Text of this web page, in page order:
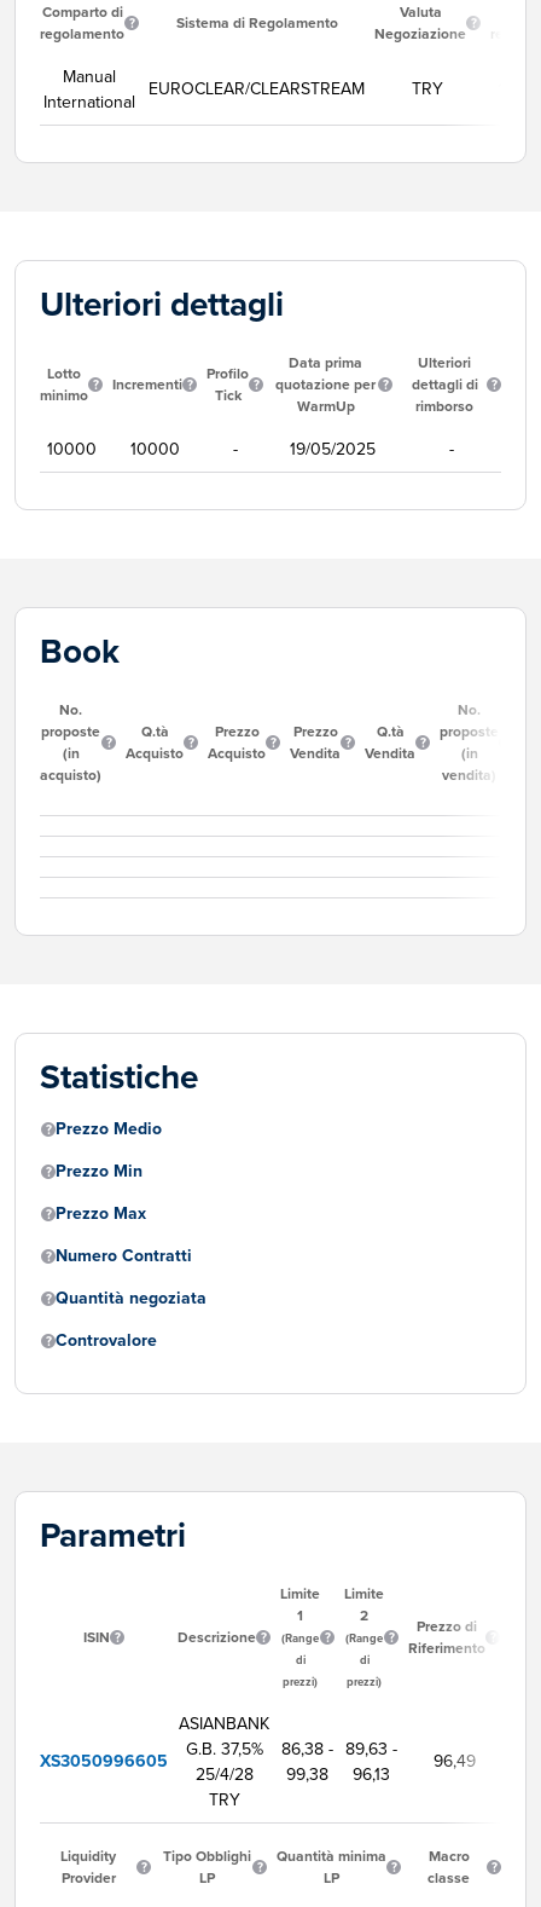
Comparto di
regolamento
Sistema di Regolamento
Valuta
Negoziazione
Manual
International
EUROCLEAR/CLEARSTREAM TRY
Ulteriori dettagli
Lotto
minimo
Incrementi
Profilo
Tick
Data prima
quotazione per
WarmUp
Ulteriori
dettagli di
rimborso
10000 10000 - 19/05/2025 -
Book
No.
proposte
(in
acquisto)
Q.tà
Acquisto
Prezzo
Acquisto
Prezzo
Vendita
Q.tà
Vendita
No.
proposte
(in
vendita)
Statistiche
Prezzo Medio
Prezzo Min
Prezzo Max
Numero Contratti
Quantità negoziata
Controvalore
Parametri
ISIN Descrizione
Limite
1
(Range
di
prezzi)
Limite
2
(Range
di
prezzi)
Prezzo di
Riferimento
XS3050996605
ASIANBANK
G.B. 37,5%
25/4/28
TRY
86,38 -
99,38
89,63 -
96,13
96,49
Liquidity
Provider
Tipo Obblighi
LP
Quantità minima
LP
Macro
classe